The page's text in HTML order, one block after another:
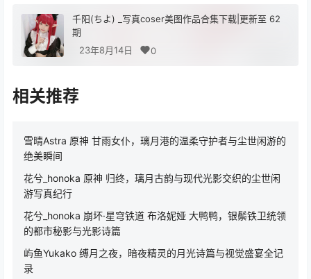
千阳(ちよ) _写真coser美图作品合集下载|更新至 62
期
23年8月14日
0
相关推荐
雪晴Astra 原神 甘雨女仆，璃月港的温柔守护者与尘世闲游的
绝美瞬间
花兮_honoka 原神 归终，璃月古韵与现代光影交织的尘世闲
游写真纪行
花兮_honoka 崩坏·星穹铁道 布洛妮娅 大鸭鸭，银鬃铁卫统领
的都市秘影与光影诗篇
屿鱼Yukako 缚月之夜，暗夜精灵的月光诗篇与视觉盛宴全记
录